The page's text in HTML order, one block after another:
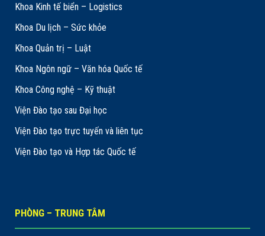
Khoa Kinh tế biển – Logistics
Khoa Du lịch – Sức khỏe
Khoa Quản trị – Luật
Khoa Ngôn ngữ – Văn hóa Quốc tế
Khoa Công nghệ – Kỹ thuật
Viện Đào tạo sau Đại học
Viện Đào tạo trực tuyến và liên tục
Viện Đào tạo và Hợp tác Quốc tế
PHÒNG – TRUNG TÂM